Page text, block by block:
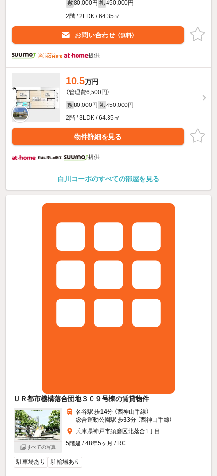
敷 80,000円 礼 450,000円
2階 / 2LDK / 64.35㎡
お問い合わせ （無料）
提供
10.5万円
（管理費6,500円）
敷 80,000円 礼 450,000円
2階 / 3LDK / 64.35㎡
物件詳細を見る
提供
白川コーポのすべての部屋を見る
ＵＲ都市機構落合団地３０９号棟の賃貸物件
すべての写真
名谷駅 歩14分 （西神山手線）
総合運動公園駅 歩33分 （西神山手線）
兵庫県神戸市須磨区北落合1丁目
5階建 / 48年5ヶ月 / RC
駐車場あり 駐輪場あり